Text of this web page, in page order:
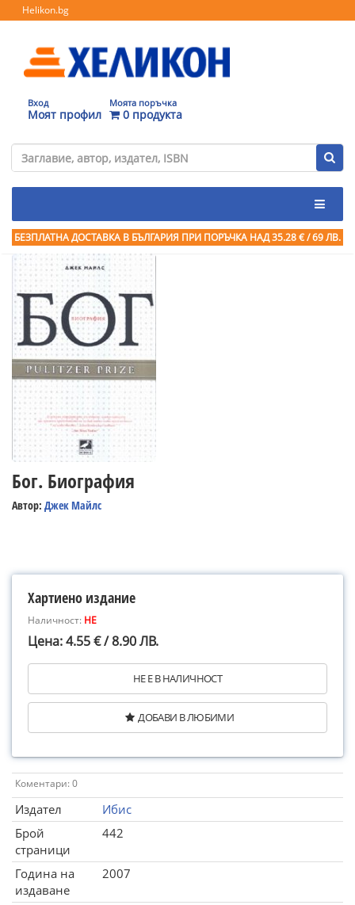
Helikon.bg
Вход
Моят профил
Моята поръчка
0 продукта
БЕЗПЛАТНА ДОСТАВКА В БЪЛГАРИЯ ПРИ ПОРЪЧКА НАД 35.28 € / 69 ЛВ.
Бог. Биография
Автор: Джек Майлс
Хартиено издание
Наличност: НЕ
Цена: 4.55 € / 8.90 ЛВ.
НЕ Е В НАЛИЧНОСТ
ДОБАВИ В ЛЮБИМИ
Коментари: 0
Издател
Ибис
Брой
страници
442
Година на
издаване
2007